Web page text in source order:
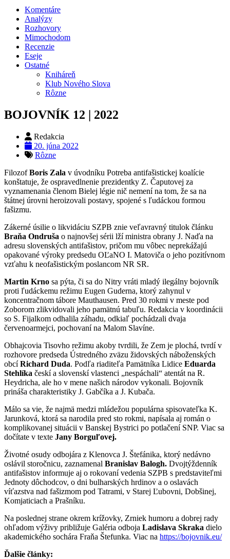
Komentáre
Analýzy
Rozhovory
Mimochodom
Recenzie
Eseje
Ostatné
Kniháreň
Klub Nového Slova
Rôzne
BOJOVNÍK 12 | 2022
Redakcia
20. júna 2022
Rôzne
FilozofBoris Zala v úvodníku Potreba antifašistickej koalície
konštatuje, že ospravedlnenie prezidentky Z. Čaputovej za
vyznamenania členom Bielej légie nič nemení na tom, že sa na
štátnej úrovni heroizovali postavy, spojené s ľudáckou formou
fašizmu.
Zákerné úsilie o likvidáciu SZPB znie veľavravný titulok článku
Braňa Ondruša o najnovšej sérii lží ministra obrany J. Naďa na
adresu slovenských antifašistov, pričom mu vôbec neprekážajú
opakované výroky predsedu OĽaNO I. Matoviča o jeho pozitívnom
vzťahu k neofašistickým poslancom NR SR.
Martin Krno sa pýta, či sa do Nitry vráti mladý ilegálny bojovník
proti ľudáckemu režimu Eugen Guderna, ktorý zahynul v
koncentračnom tábore Mauthausen. Pred 30 rokmi v meste pod
Zoborom zlikvidovali jeho pamätnú tabuľu. Redakcia v koordinácii
so S. Fijalkom odhalila záhadu, odkiaľ pochádzali dvaja
červenoarmejci, pochovaní na Malom Slavíne.
Obhajcovia Tisovho režimu akoby tvrdili, že Zem je plochá, tvrdí v
rozhovore predseda Ústredného zväzu židovských náboženských
obcíRichard Duda. Podľa riaditeľa Pamätníka Lidice Eduarda
Stehlíka českí a slovenskí vlastenci „nespáchali“ atentát na R.
Heydricha, ale ho v mene našich národov vykonali. Bojovník
prináša charakteristiky J. Gabčíka a J. Kubača.
Málo sa vie, že najmä medzi mládežou populárna spisovateľka K.
Jarunková, ktorá sa narodila pred sto rokmi, napísala aj román o
komplikovanej situácii v Banskej Bystrici po potlačení SNP. Viac sa
dočítate v texte Jany Borguľovej.
Životné osudy odbojára z Klenovca J. Štefánika, ktorý nedávno
oslávil storočnicu, zaznamenal Branislav Balogh. Dvojtýždenník
antifašistov informuje aj o rokovaní vedenia SZPB s predstaviteľmi
Jednoty dôchodcov, o dni bulharských hrdinov a o oslavách
víťazstva nad fašizmom pod Tatrami, v Starej Ľubovni, Dobšinej,
Komjaticiach a Prašníku.
Na poslednej strane okrem krížovky, Zrniek humoru a dobrej rady
ohľadom výživy približuje Galéria odboja Ladislava Skraka dielo
akademického sochára Fraňa Štefunka. Viac na https://bojovnik.eu/
Ďalšie články: